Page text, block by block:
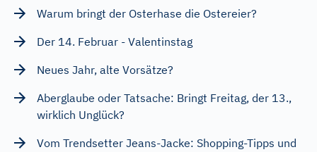
Warum bringt der Osterhase die Ostereier?
Der 14. Februar - Valentinstag
Neues Jahr, alte Vorsätze?
Aberglaube oder Tatsache: Bringt Freitag, der 13.,
wirklich Unglück?
Vom Trendsetter Jeans-Jacke: Shopping-Tipps und